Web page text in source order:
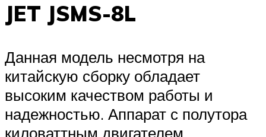
JET JSMS-8L
Данная модель несмотря на
китайскую сборку обладает
высоким качеством работы и
надежностью. Аппарат с полутора
киловаттным двигателем